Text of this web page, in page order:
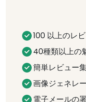
100 以上のレ
40種類以上の
簡単レビュー
画像ジェネレ
電子メールの